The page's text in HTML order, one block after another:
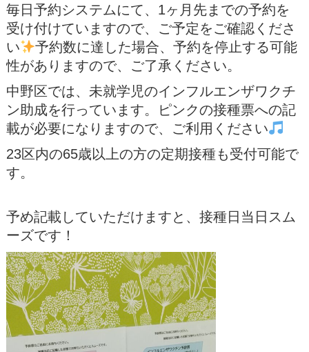
毎日予約システムにて、1ヶ月先までの予約を
受け付けていますので、ご予定をご確認くださ
い
予約数に達した場合、予約を停止する可能
性がありますので、ご了承ください。
中野区では、未就学児のインフルエンザワクチ
ン助成を行っています。ピンクの接種票への記
載が必要になりますので、ご利用ください
23区内の65歳以上の方の定期接種も受付可能で
す。
予め記載していただけますと、接種日当日スム
ーズです！